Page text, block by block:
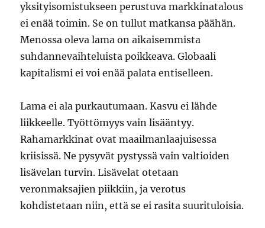
yksityisomistukseen perustuva markkinatalous
ei enää toimin. Se on tullut matkansa päähän.
Menossa oleva lama on aikaisemmista
suhdannevaihteluista poikkeava. Globaali
kapitalismi ei voi enää palata entiselleen.
Lama ei ala purkautumaan. Kasvu ei lähde
liikkeelle. Työttömyys vain lisääntyy.
Rahamarkkinat ovat maailmanlaajuisessa
kriisissä. Ne pysyvät pystyssä vain valtioiden
lisävelan turvin. Lisävelat otetaan
veronmaksajien piikkiin, ja verotus
kohdistetaan niin, että se ei rasita suurituloisia.